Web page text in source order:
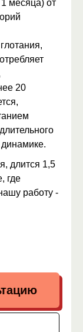
месяца) от
20
длится 1,5
где
работу -